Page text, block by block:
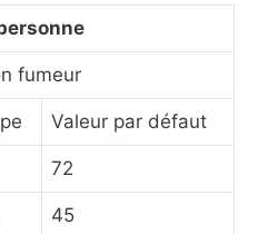
fumeur
Valeur par défaut
72
45